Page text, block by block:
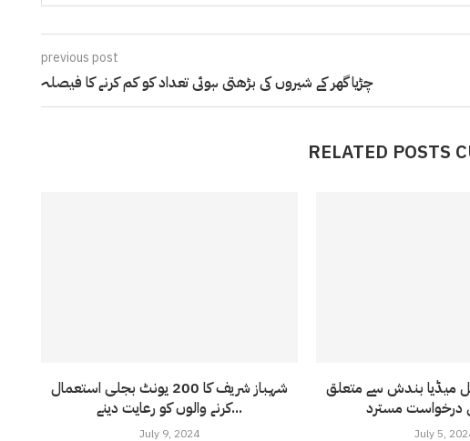
previous post
چڑیا گھر کے شیروں کی بڑھتی ہوئی تعداد کو کم کرنے کا فیصلہ
RELATED POSTS
شہباز شریف کا 200 یونٹ بجلی استعمال
کرنے والوں کو رعایت دینے...
July 9, 2024
بندش سے متعلق
درخواست مسترد
July 5,